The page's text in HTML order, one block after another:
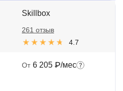
Skillbox
4.7
261 отзыв
От 6 205 ₽/мес